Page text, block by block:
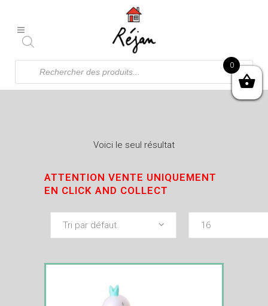
Recherche
produits
Voici le seul résultat
ATTENTION VENTE UNIQUEMENT
EN CLICK AND COLLECT
Tri par défaut 16
0